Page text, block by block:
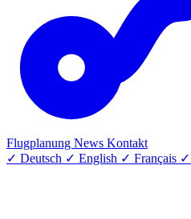
Flugplanung News Kontakt
✓ Deutsch ✓ English ✓ Français ✓